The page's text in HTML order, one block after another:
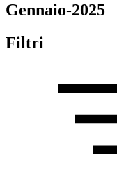
Gennaio-2025
Filtri